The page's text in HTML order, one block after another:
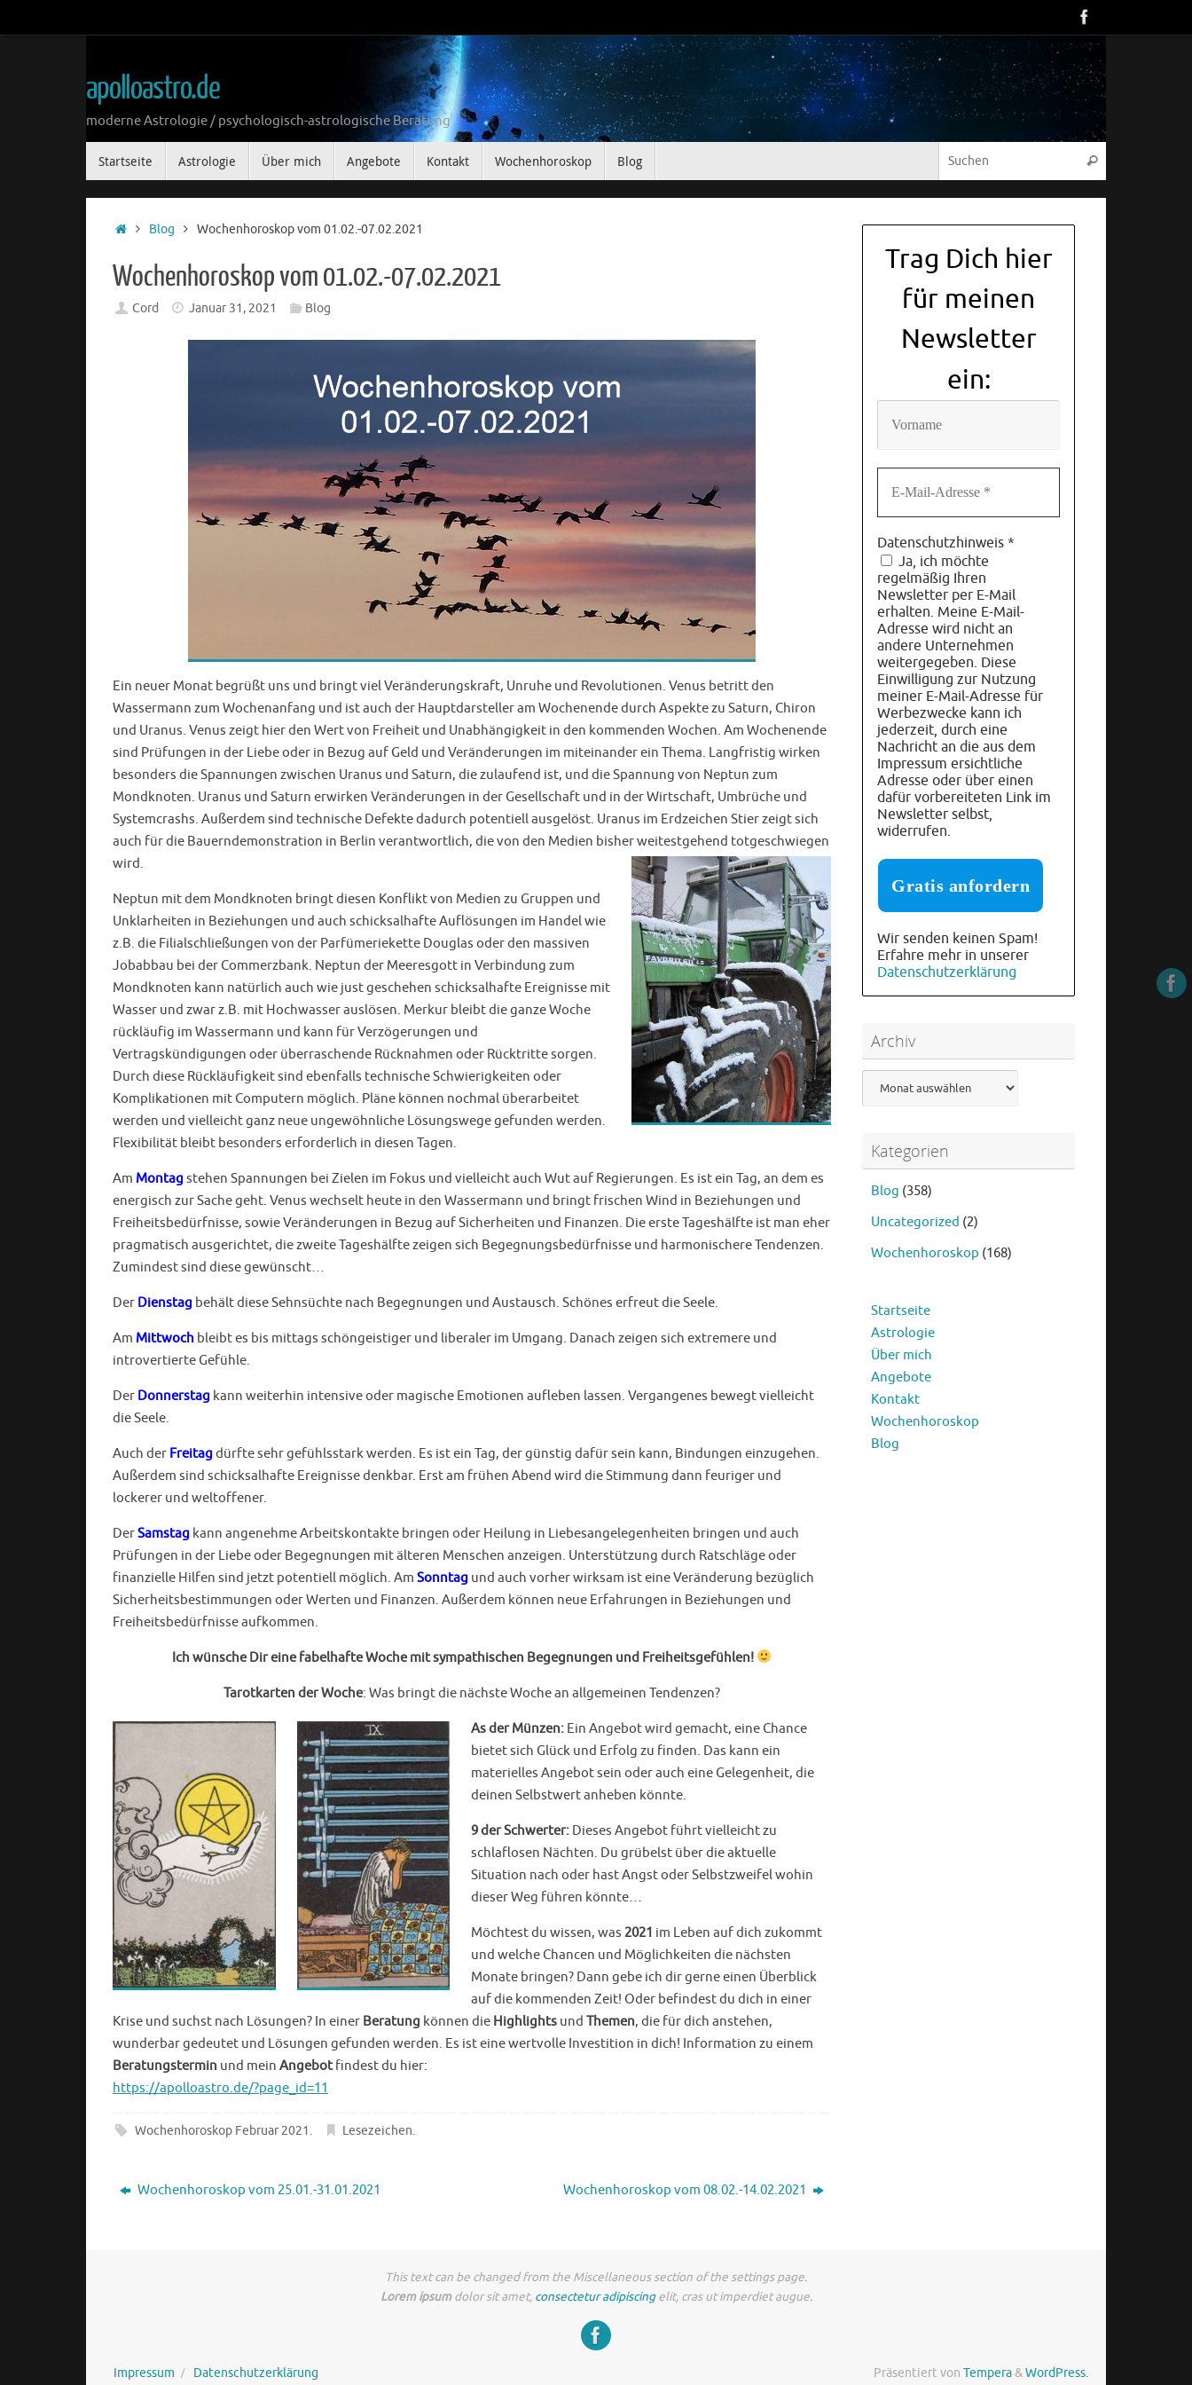
Inhalt
apolloastro.de
moderne Astrologie / psychologisch-astrologische Beratung
Inhalt
Startseite Astrologie Über mich Angebote Kontakt Wochenhoroskop Blog Suchen
StartBlog Wochenhoroskop vom 01.02.-07.02.2021
Wochenhoroskop vom 01.02.-07.02.2021
Cord Januar 31, 2021 Blog
Ein neuer Monat begrüßt uns und bringt viel Veränderungskraft, Unruhe und Revolutionen. Venus betritt den
Wassermann zum Wochenanfang und ist auch der Hauptdarsteller am Wochenende durch Aspekte zu Saturn, Chiron
und Uranus. Venus zeigt hier den Wert von Freiheit und Unabhängigkeit in den kommenden Wochen. Am Wochenende
sind Prüfungen in der Liebe oder in Bezug auf Geld und Veränderungen im miteinander ein Thema. Langfristig wirken
besonders die Spannungen zwischen Uranus und Saturn, die zulaufend ist, und die Spannung von Neptun zum
Mondknoten. Uranus und Saturn erwirken Veränderungen in der Gesellschaft und in der Wirtschaft, Umbrüche und
Systemcrashs. Außerdem sind technische Defekte dadurch potentiell ausgelöst. Uranus im Erdzeichen Stier zeigt sich
auch für die Bauerndemonstration in Berlin verantwortlich, die von den Medien bisher weitestgehend totgeschwiegen
wird.
Neptun mit dem Mondknoten bringt diesen Konflikt von Medien zu Gruppen und
Unklarheiten in Beziehungen und auch schicksalhafte Auflösungen im Handel wie
z.B. die Filialschließungen von der Parfümeriekette Douglas oder den massiven
Jobabbau bei der Commerzbank. Neptun der Meeresgott in Verbindung zum
Mondknoten kann natürlich auch wie just geschehen schicksalhafte Ereignisse mit
Wasser und zwar z.B. mit Hochwasser auslösen. Merkur bleibt die ganze Woche
rückläufig im Wassermann und kann für Verzögerungen und
Vertragskündigungen oder überraschende Rücknahmen oder Rücktritte sorgen.
Durch diese Rückläufigkeit sind ebenfalls technische Schwierigkeiten oder
Komplikationen mit Computern möglich. Pläne können nochmal überarbeitet
werden und vielleicht ganz neue ungewöhnliche Lösungswege gefunden werden.
Flexibilität bleibt besonders erforderlich in diesen Tagen.
Am Montagstehen Spannungen bei Zielen im Fokus und vielleicht auch Wut auf Regierungen. Es ist ein Tag, an dem es
energisch zur Sache geht. Venus wechselt heute in den Wassermann und bringt frischen Wind in Beziehungen und
Freiheitsbedürfnisse, sowie Veränderungen in Bezug auf Sicherheiten und Finanzen. Die erste Tageshälfte ist man eher
pragmatisch ausgerichtet, die zweite Tageshälfte zeigen sich Begegnungsbedürfnisse und harmonischere Tendenzen.
Zumindest sind diese gewünscht…
Der Dienstag behält diese Sehnsüchte nach Begegnungen und Austausch. Schönes erfreut die Seele.
Am Mittwoch bleibt es bis mittags schöngeistiger und liberaler im Umgang. Danach zeigen sich extremere und
introvertierte Gefühle.
Der Donnerstag kann weiterhin intensive oder magische Emotionen aufleben lassen. Vergangenes bewegt vielleicht
die Seele.
Auch der Freitagdürfte sehr gefühlsstark werden. Es ist ein Tag, der günstig dafür sein kann, Bindungen einzugehen.
Außerdem sind schicksalhafte Ereignisse denkbar. Erst am frühen Abend wird die Stimmung dann feuriger und
lockerer und weltoffener.
DerSamstag kann angenehme Arbeitskontakte bringen oder Heilung in Liebesangelegenheiten bringen und auch
Prüfungen in der Liebe oder Begegnungen mit älteren Menschen anzeigen. Unterstützung durch Ratschläge oder
finanzielle Hilfen sind jetzt potentiell möglich. Am Sonntag und auch vorher wirksam ist eine Veränderung bezüglich
Sicherheitsbestimmungen oder Werten und Finanzen. Außerdem können neue Erfahrungen in Beziehungen und
Freiheitsbedürfnisse aufkommen.
Ich wünsche Dir eine fabelhafte Woche mit sympathischen Begegnungen und Freiheitsgefühlen!
Tarotkarten der Woche: Was bringt die nächste Woche an allgemeinen Tendenzen?
As der Münzen: Ein Angebot wird gemacht, eine Chance
bietet sich Glück und Erfolg zu finden. Das kann ein
materielles Angebot sein oder auch eine Gelegenheit, die
deinen Selbstwert anheben könnte.
9 der Schwerter: Dieses Angebot führt vielleicht zu
schlaflosen Nächten. Du grübelst über die aktuelle
Situation nach oder hast Angst oder Selbstzweifel wohin
dieser Weg führen könnte…
Möchtest du wissen, was 2021 im Leben auf dich zukommt
und welche Chancen und Möglichkeiten die nächsten
Monate bringen? Dann gebe ich dir gerne einen Überblick
auf die kommenden Zeit! Oder befindest du dich in einer
Krise und suchst nach Lösungen? In einer Beratung können die Highlights und Themen, die für dich anstehen,
wunderbar gedeutet und Lösungen gefunden werden. Es ist eine wertvolle Investition in dich! Information zu einem
Beratungstermin und mein Angebotfindest du hier:
https://apolloastro.de/?page_id=11
Wochenhoroskop Februar 2021. Lesezeichen.
Wochenhoroskop vom 25.01.-31.01.2021 Wochenhoroskop vom 08.02.-14.02.2021
Trag Dich hier
für meinen
Newsletter
ein:
Datenschutzhinweis *
Ja, ich möchte
regelmäßig Ihren
Newsletter per E-Mail
erhalten. Meine E-Mail-
Adresse wird nicht an
andere Unternehmen
weitergegeben. Diese
Einwilligung zur Nutzung
meiner E-Mail-Adresse für
Werbezwecke kann ich
jederzeit, durch eine
Nachricht an die aus dem
Impressum ersichtliche
Adresse oder über einen
dafür vorbereiteten Link im
Newsletter selbst,
widerrufen.
Wir senden keinen Spam!
Erfahre mehr in unserer
Datenschutzerklärung
Archiv
Archiv
Kategorien
Blog (358)
Uncategorized (2)
Wochenhoroskop (168)
Startseite
Astrologie
Über mich
Angebote
Kontakt
Wochenhoroskop
Blog
This text can be changed from the Miscellaneous section of the settings page.
Lorem ipsumdolor sit amet, consectetur adipiscingelit, cras ut imperdiet augue.
Impressum Datenschutzerklärung Präsentiert von Tempera&WordPress.